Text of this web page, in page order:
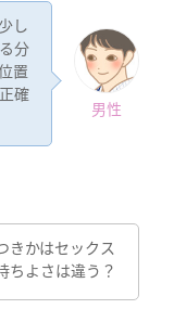
し
分
置
確
男性
きかはセックス
ちよさは違う？